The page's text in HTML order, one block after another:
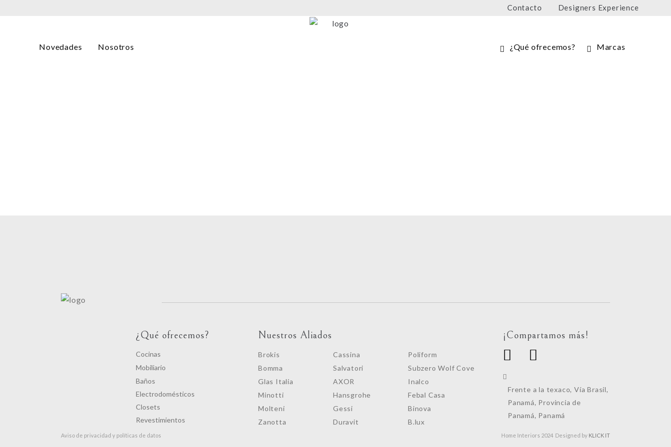
Contacto Designers Experience
Novedades Nosotros ¿Qué ofrecemos? Marcas
¿Qué ofrecemos?
Cocinas
Mobiliario
Baños
Electrodomésticos
Closets
Revestimientos
Nuestros Aliados
Brokis
Bomma
Glas Italia
Minotti
Molteni
Zanotta
Cassina
Salvatori
AXOR
Hansgrohe
Gessi
Duravit
Poliform
Subzero Wolf Cove
Inalco
Febal Casa
Binova
B.lux
¡Compartamos más!
Frente a la texaco, Vía Brasil,
Panamá, Provincia de
Panamá, Panamá
Aviso de privacidad y políticas de datos Home Interiors 2024 Designed by KLICK IT